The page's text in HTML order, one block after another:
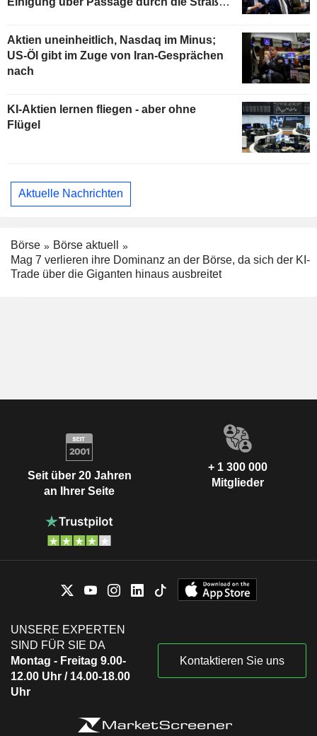
Aktien uneinheitlich, Nasdaq im Minus;
US-Öl gibt im Zuge von Iran-Gesprächen
nach
KI-Aktien lernen fliegen - aber ohne
Flügel
Aktuelle Nachrichten
Börse
Börse aktuell
Mag 7 verlieren ihre Dominanz an der Börse, da sich der KI-
Trade über die Giganten hinaus ausbreitet
Seit über 20 Jahren
an Ihrer Seite
+ 1 300 000
Mitglieder
UNSERE EXPERTEN
SIND FÜR SIE DA
Montag - Freitag 9.00-
12.00 Uhr / 14.00-18.00
Uhr
Kontaktieren Sie uns